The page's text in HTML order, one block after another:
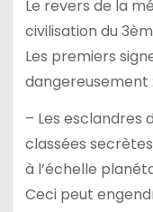
Le revers de la
civilisation du
Les premiers
dangereusement :
– Les esclandres
classées
à l’échelle
Ceci peut